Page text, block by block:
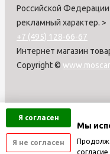
Я согласен
Я не согласен
Мы
Российской
рекламный характер. >
+7 (495) 128-66-67
Интернет магазин
Copyright ©